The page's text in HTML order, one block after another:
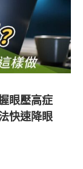
眼壓高症
快速降眼